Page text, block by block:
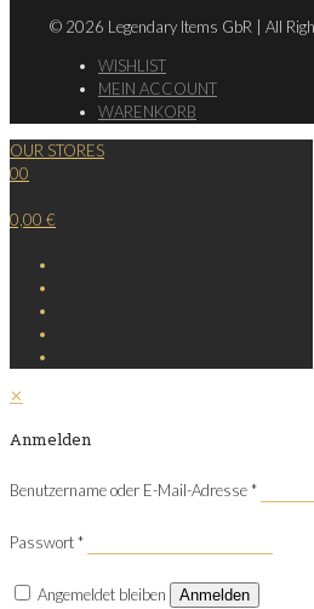
© 2026 Legendary Items GbR | All
WISHLIST
MEIN ACCOUNT
WARENKORB
OUR STORES
00
0,00 €
✕
Anmelden
Benutzername oder E-Mail-Adresse*
Passwort*
Angemeldet bleiben Anmelden